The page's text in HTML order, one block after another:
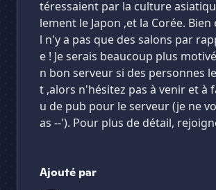
téressaient par la culture
lement le Japon ,et la Corée.
l n'y a pas que des salons par
e ! Je serais beaucoup plus
n bon serveur si des personnes
t ,alors n'hésitez pas à venir et à
u de pub pour le serveur (je ne
as --'). Pour plus de détail,
Ajouté par